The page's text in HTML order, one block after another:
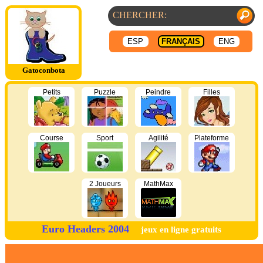
Gatoconbota
ESP FRANÇAIS ENG
Petits Puzzle Peindre Filles
Course Sport Agilité Plateforme
2 Joueurs MathMax
Euro Headers 2004 jeux en ligne gratuits